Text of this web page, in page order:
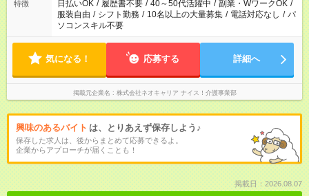
特徴 日払いOK / 履歴書不要 / 40～50代活躍中 / 副業・WワークOK /
服装自由 / シフト勤務 / 10名以上の大量募集 / 電話対応なし / パ
ソコンスキル不要
気になる！ 応募する 詳細へ
掲載元企業名 株式会社ネオキャリア ナイス！介護事業部
興味のあるバイト は、とりあえず保存しよう♪
保存した求人は、後からまとめて応募できるよ。
企業からアプローチが届くことも！
掲載日：2026.08.07